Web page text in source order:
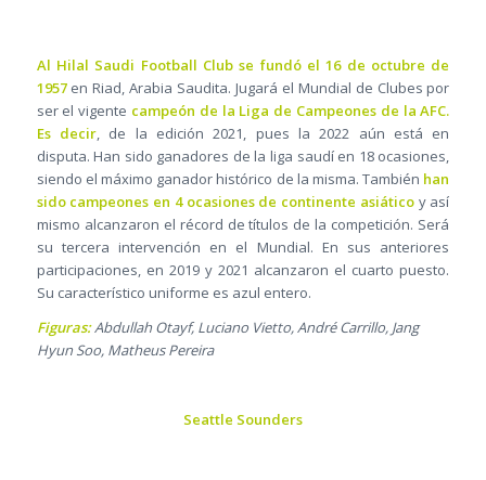
Al Hilal Saudi Football Club se fundó el 16 de octubre de
1957en Riad, Arabia Saudita. Jugará el Mundial de Clubes por
ser el vigente campeón de la Liga de Campeones de la AFC.
Es decir, de la edición 2021, pues la 2022 aún está en
disputa. Han sido ganadores de la liga saudí en 18 ocasiones,
siendo el máximo ganador histórico de la misma. También han
sido campeones en 4 ocasiones de continente asiáticoy así
mismo alcanzaron el récord de títulos de la competición. Será
su tercera intervención en el Mundial. En sus anteriores
participaciones, en 2019 y 2021 alcanzaron el cuarto puesto.
Su característico uniforme es azul entero.
Figuras:Abdullah Otayf, Luciano Vietto, André Carrillo, Jang
Hyun Soo, Matheus Pereira
Seattle Sounders